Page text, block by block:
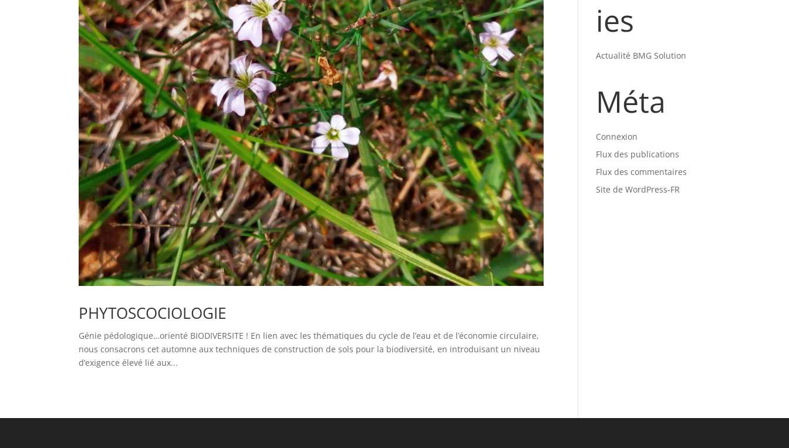
PHYTOSCOCIOLOGIE
Génie pédologique…orienté BIODIVERSITE ! En lien avec les thématiques du cycle de l’eau et de l’économie circulaire,
nous consacrons cet automne aux techniques de construction de sols pour la biodiversité, en introduisant un niveau
d’exigence élevé lié aux...
ies
Actualité BMG Solution
Méta
Connexion
Flux des publications
Flux des commentaires
Site de WordPress-FR